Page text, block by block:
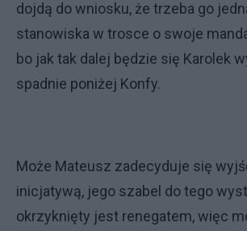
dojdą do wniosku, że trzeba go
stanowiska w trosce o swoje
bo jak tak dalej będzie się Karolek
spadnie poniżej Konfy.
Może Mateusz zadecyduje się
inicjatywą, jego szabel do tego
okrzyknięty jest renegatem, więc